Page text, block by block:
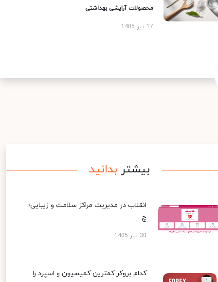
محصولات آرایشی بهداشتی
17 تیر 1405
بیشتر بدانید
انقلاب در مدیریت مراکز سلامت و زیبایی؛
چ...
30 تیر 1405
کدام بروکر کمترین کمیسیون و اسپرد را